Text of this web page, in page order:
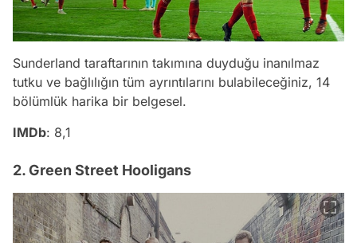
Sunderland taraftarının takımına duyduğu inanılmaz
tutku ve bağlılığın tüm ayrıntılarını bulabileceğiniz, 14
bölümlük harika bir belgesel.
IMDb: 8,1
2. Green Street Hooligans